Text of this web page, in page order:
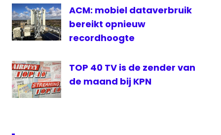
ACM: mobiel dataverbruik
bereikt opnieuw
recordhoogte
TOP 40 TV is de zender van
de maand bij KPN